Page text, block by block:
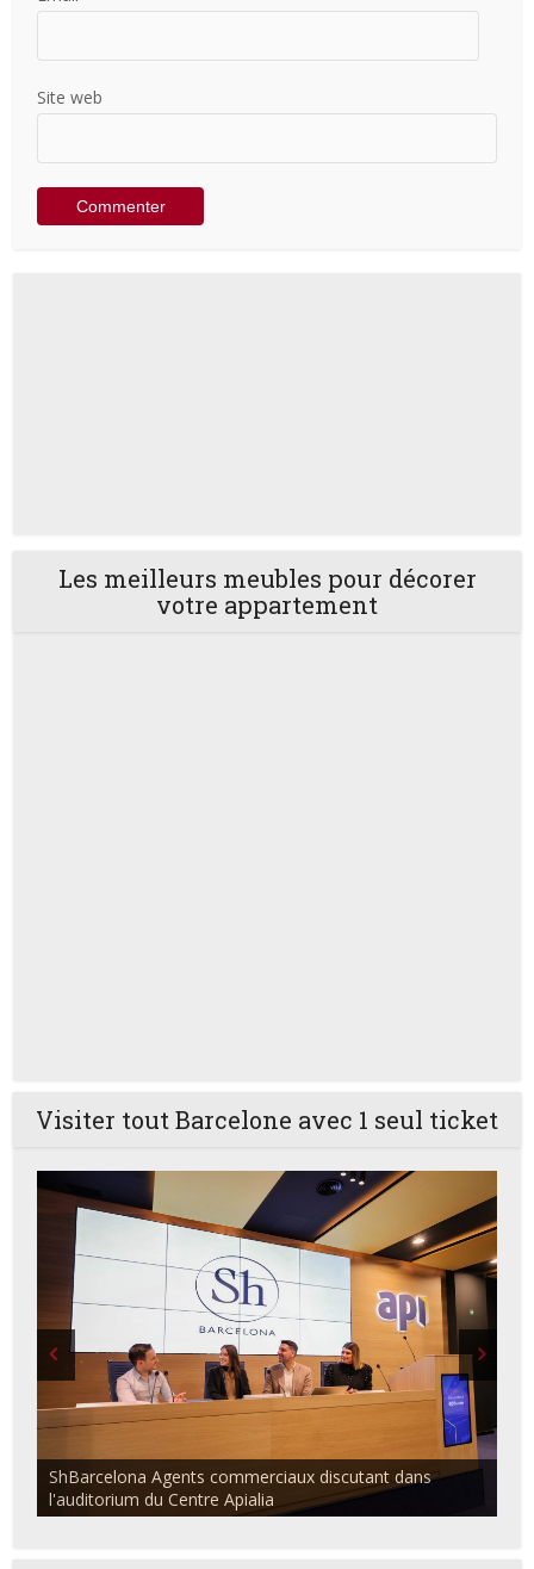
Site web
Les meilleurs meubles pour décorer
votre appartement
Visiter tout Barcelone avec 1 seul ticket
ShBarcelona Agents commerciaux discutant dans
l'auditorium du Centre Apialia